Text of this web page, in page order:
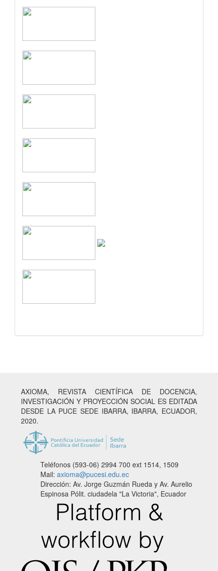
AXIOMA, REVISTA CIENTÍFICA DE DOCENCIA,
INVESTIGACIÓN Y PROYECCIÓN SOCIAL ES EDITADA
DESDE LA PUCE SEDE IBARRA, IBARRA, ECUADOR,
2020.
Teléfonos (593-06) 2994 700 ext 1514, 1509
Mail: axioma@pucesi.edu.ec
Dirección: Av. Jorge Guzmán Rueda y Av. Aurelio
Espinosa Pólit. ciudadela "La Victoria", Ecuador